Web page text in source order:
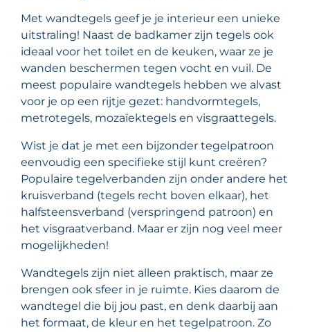
Met wandtegels geef je je interieur een unieke
uitstraling! Naast de badkamer zijn tegels ook
ideaal voor het toilet en de keuken, waar ze je
wanden beschermen tegen vocht en vuil. De
meest populaire wandtegels hebben we alvast
voor je op een rijtje gezet: handvormtegels,
metrotegels, mozaïektegels en visgraattegels.
Wist je dat je met een bijzonder tegelpatroon
eenvoudig een specifieke stijl kunt creëren?
Populaire tegelverbanden zijn onder andere het
kruisverband (tegels recht boven elkaar), het
halfsteensverband (verspringend patroon) en
het visgraatverband. Maar er zijn nog veel meer
mogelijkheden!
Wandtegels zijn niet alleen praktisch, maar ze
brengen ook sfeer in je ruimte. Kies daarom de
wandtegel die bij jou past, en denk daarbij aan
het formaat, de kleur en het tegelpatroon. Zo